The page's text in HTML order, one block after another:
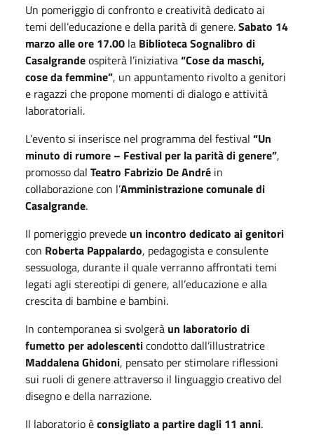
Un pomeriggio di confronto e creatività dedicato ai
temi dell’educazione e della parità di genere.Sabato 14
marzo alle ore 17.00 la Biblioteca Sognalibro di
Casalgrandeospiterà l’iniziativa“Cose da maschi,
cose da femmine”, un appuntamento rivolto a genitori
e ragazzi che propone momenti di dialogo e attività
laboratoriali.
L’evento si inserisce nel programma del festival “Un
minuto di rumore – Festival per la parità di genere”,
promosso dal Teatro Fabrizio De André in
collaborazione con l’Amministrazione comunale di
Casalgrande.
Il pomeriggio prevede un incontro dedicato ai genitori
con Roberta Pappalardo, pedagogista e consulente
sessuologa, durante il quale verranno affrontati temi
legati agli stereotipi di genere, all’educazione e alla
crescita di bambine e bambini.
In contemporanea si svolgerà un laboratorio di
fumetto per adolescenticondotto dall’illustratrice
Maddalena Ghidoni, pensato per stimolare riflessioni
sui ruoli di genere attraverso il linguaggio creativo del
disegno e della narrazione.
Il laboratorio èconsigliato a partire dagli 11 anni.